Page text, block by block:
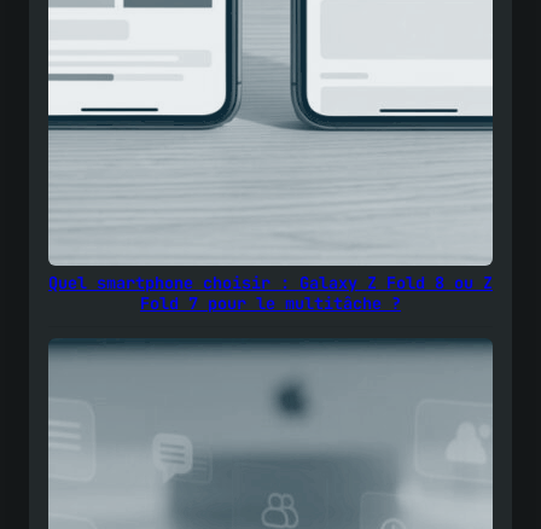
Quel smartphone choisir : Galaxy Z Fold 8 ou Z
Fold 7 pour le multitâche ?